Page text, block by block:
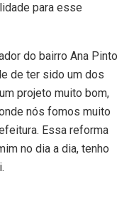
para esse
do bairro Ana Pinto
de ter sido um dos
projeto muito bom,
nós fomos muito
Essa reforma
no dia a dia, tenho